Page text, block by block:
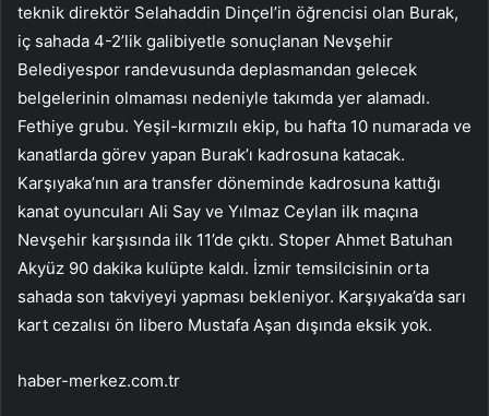
teknik direktör Selahaddin Dinçel’in öğrencisi olan Burak,
iç sahada 4-2’lik galibiyetle sonuçlanan Nevşehir
Belediyespor randevusunda deplasmandan gelecek
belgelerinin olmaması nedeniyle takımda yer alamadı.
Fethiye grubu. Yeşil-kırmızılı ekip, bu hafta 10 numarada ve
kanatlarda görev yapan Burak’ı kadrosuna katacak.
Karşıyaka’nın ara transfer döneminde kadrosuna kattığı
kanat oyuncuları Ali Say ve Yılmaz Ceylan ilk maçına
Nevşehir karşısında ilk 11’de çıktı. Stoper Ahmet Batuhan
Akyüz 90 dakika kulüpte kaldı. İzmir temsilcisinin orta
sahada son takviyeyi yapması bekleniyor. Karşıyaka’da sarı
kart cezalısı ön libero Mustafa Aşan dışında eksik yok.
haber-merkez.com.tr